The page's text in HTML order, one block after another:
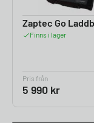
Zaptec Go
Finns i lager
Pris från
5 990 kr